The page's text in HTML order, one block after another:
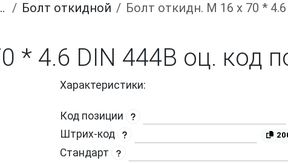
Болт откидной Болт откидн. М 16 х 70 *
* 4.6 DIN 444B оц. код
Характеристики:
Код позиции
Штрих-код
Стандарт